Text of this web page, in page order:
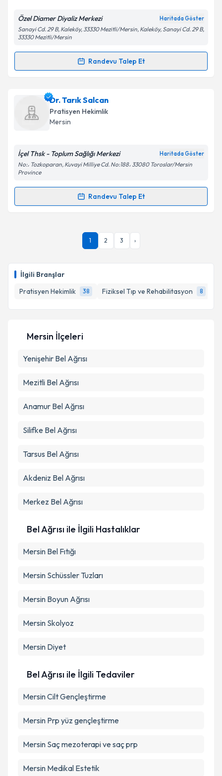
İlgili Branşlar
Pratisyen Hekimlik
38 Fiziksel Tıp ve Rehabilitasyon 8
Kişisel verilerimin işlenmesine ilişkinAydınlatma
'ni okudum ve kişisel verilerimin belirtilen
kapsamda işlenmesini kabul ediyorum.
Takvim Talebini Gönder
Özel Diamer Diyaliz Merkezi Haritada Göster
Sanayi Cd. 29 B, Kaleköy, 33330 Mezitli/Mersin, Kaleköy, Sanayi Cd. 29 B,
33330 Mezitli/Mersin
Randevu Talep Et
Randevu Takvimi Talebi
Dr. Hüsniye Ekingeniçin randevu takvimi talebi
oluşturun. Size bu uzmandan randevu almanız için bir
takvim hazırlandığında e-posta ile bilgilendireceğiz.
Kişisel verilerimin işlenmesine ilişkinAydınlatma
'ni okudum ve kişisel verilerimin belirtilen
kapsamda işlenmesini kabul ediyorum.
Takvim Talebini Gönder
Dr. Tarık Salcan
Pratisyen Hekimlik
Mersin
İçel Thsk - Toplum Sağlığı Merkezi Haritada Göster
No:، Tozkoparan, Kuvayi Milliye Cd. No:188، 33080 Toroslar/Mersin
Province
Randevu Talep Et
Randevu Takvimi Talebi
Dr. Tarık Salcaniçin randevu takvimi talebi oluşturun.
Size bu uzmandan randevu almanız için bir takvim
E-posta Adresiniz
Metni 'ni okudum ve kişisel verilerimin belirtilen
kapsamda işlenmesini kabul ediyorum.
1 2 3 ›
Mersin İlçeleri
Yenişehir Bel Ağrısı
Mezitli Bel Ağrısı
Anamur Bel Ağrısı
Silifke Bel Ağrısı
Tarsus Bel Ağrısı
Akdeniz Bel Ağrısı
Merkez Bel Ağrısı
Bel Ağrısı ile İlgili Hastalıklar
Mersin Bel Fıtığı
Mersin Schüssler Tuzları
Mersin Boyun Ağrısı
Mersin Skolyoz
Mersin Diyet
Bel Ağrısı ile İlgili Tedaviler
Mersin Cilt Gençleştirme
Mersin Prp yüz gençleştirme
Mersin Saç mezoterapi ve saç prp
Mersin Medikal Estetik